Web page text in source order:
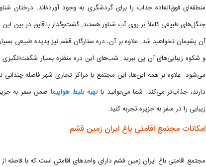
منطقه‌ای فوق‌العاده جذاب را برای گردشگری به وجود آورده‌اند. درختان
جنگل‌های طبیعی کاملاً بر روی آب شناور هستند. گشت‌وگذار با قایق در بین
آن پشیمان نخواهید شد. علاوه بر آن، دره ستارگان قشم نیز پدیده طبیعی
و شکوه زیبایی‌های آن پی ببرید. شب‌های این دره منظره بسیار
می‌شود. علاوه بر همه این‌ها، این مجتمع با مراکز تجاری شهر فاصله چندانی
دارند، جذاب‌تر می‌کند. شما می‌توانید باتهیه بلیط هواپیما ضمن سفر به
زیبایی را در سفر به جزیره تجربه کنید.
امکانات مجتمع اقامتی باغ ایران زمین قشم
مجتمع اقامتی باغ ایران زمین قشم دارای واحدهای اقامتی است که با فاصله